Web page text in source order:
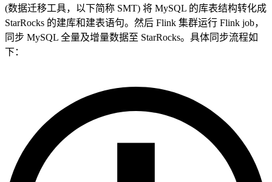
(数据迁移工具，以下简称 SMT) 将 MySQL 的库表结构转化成
StarRocks 的建库和建表语句。然后 Flink 集群运行 Flink job，
同步 MySQL 全量及增量数据至 StarRocks。具体同步流程如
下：